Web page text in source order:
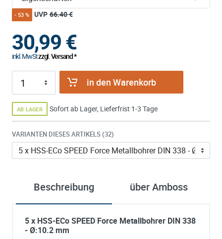
- 53 % UVP 66.40 €
30,99€
inkl. MwStzzgl. Versand *
in den Warenkorb
AB LAGER Sofort ab Lager, Lieferfrist 1-3 Tage
VARIANTEN DIESES ARTIKELS (32)
Beschreibung über Amboss
5 x HSS-ECo SPEED Force Metallbohrer DIN 338
- Ø:10.2 mm